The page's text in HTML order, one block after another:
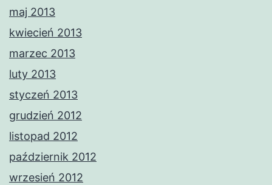
maj 2013
kwiecień 2013
marzec 2013
luty 2013
styczeń 2013
grudzień 2012
listopad 2012
październik 2012
wrzesień 2012